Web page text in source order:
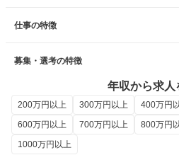
仕事の特徴
募集・選考の特徴
年収から求人
200万円以上 300万円以上 400万円
600万円以上
700万円以上 800万円
1000万円以上